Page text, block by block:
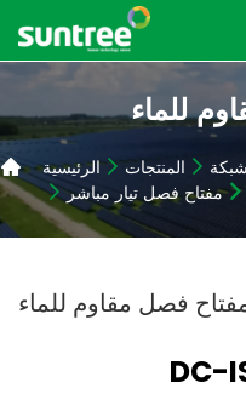
للماء
الرئيسية المنتجات
مفتاح فصل تيار مباشر
فصل مقاوم للماء
DC-